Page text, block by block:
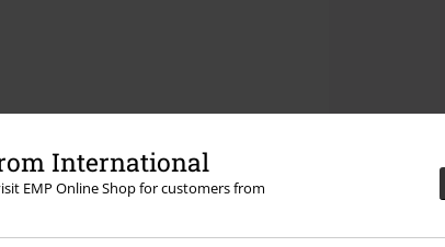
International
EMP Online Shop for customers from